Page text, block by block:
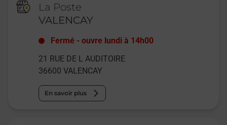
La Poste
VALENCAY
Fermé -ouvre lundi à 14h00
21 RUE DE L AUDITOIRE
36600 VALENCAY
En savoir plus